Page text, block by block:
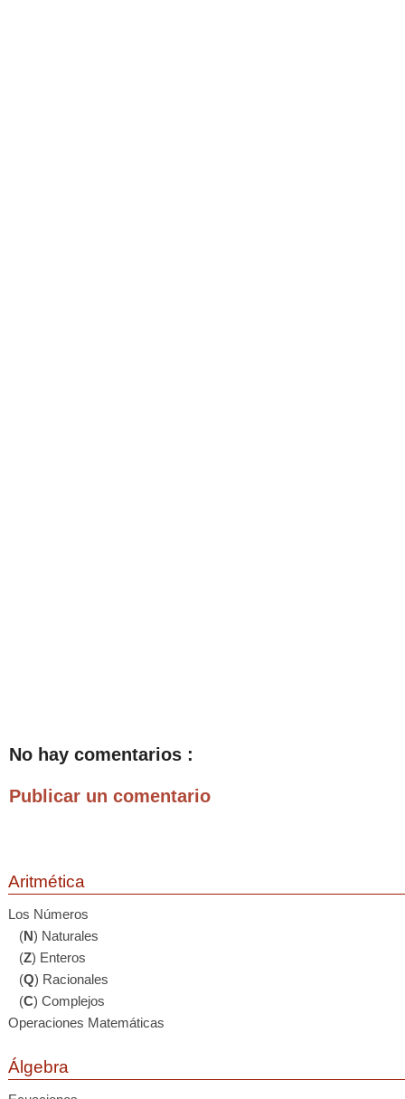
No hay comentarios :
Publicar un comentario
Aritmética
Los Números
(N) Naturales
(Z) Enteros
(Q) Racionales
(C) Complejos
Operaciones Matemáticas
Álgebra